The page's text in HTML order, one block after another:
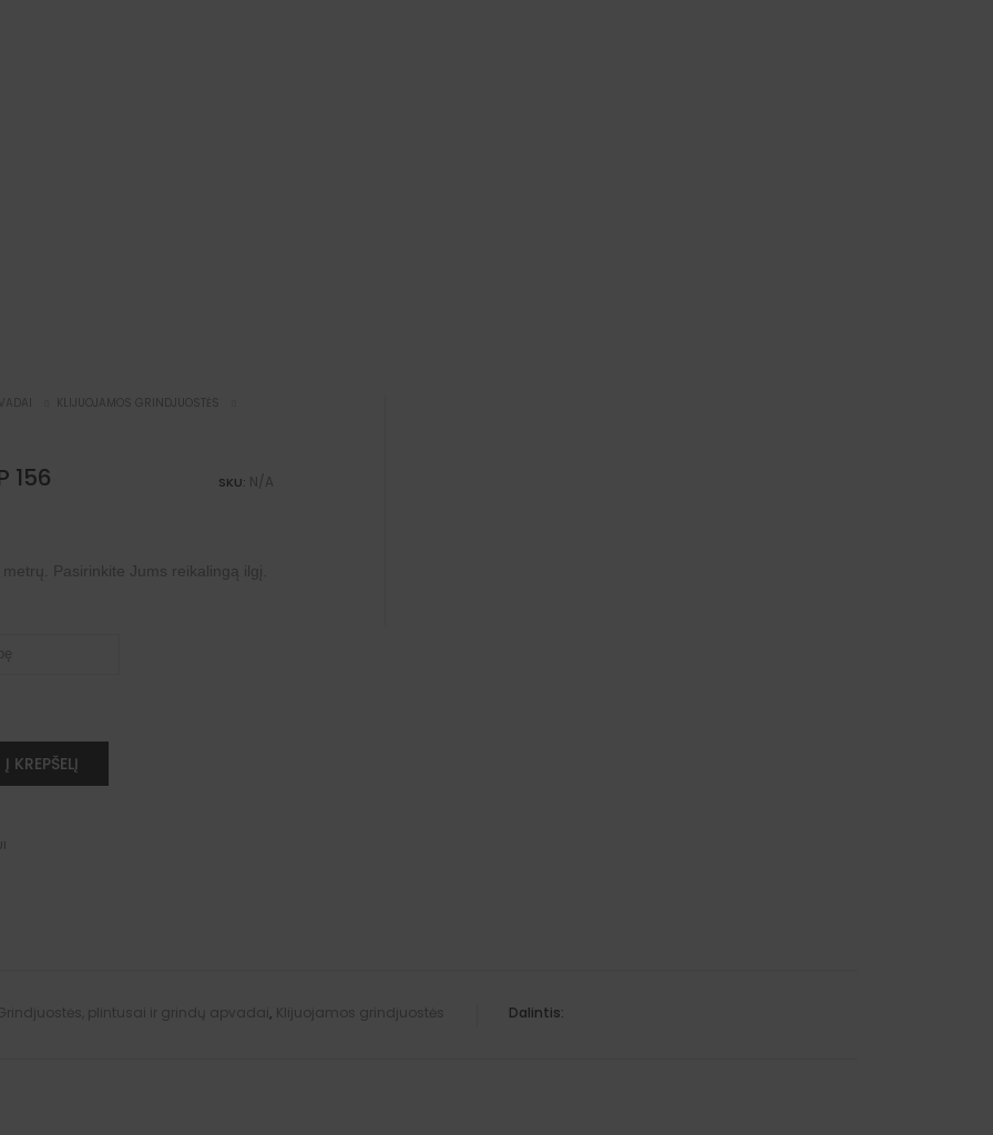
KLIJUOJAMOS GRINDJUOSTĖS
156 SKU: N/A
Pasirinkite Jums reikalingą ilgį.
Į KREPŠELĮ
plintusai ir grindų apvadai, Klijuojamos grindjuostės Dalintis: